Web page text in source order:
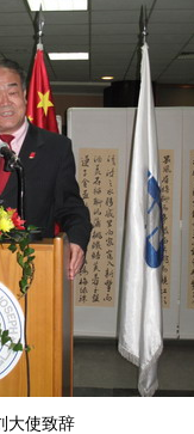
大使致辞